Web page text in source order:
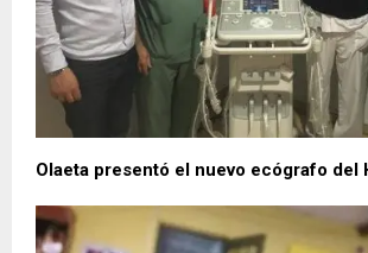
Olaeta presentó el nuevo ecógrafo del